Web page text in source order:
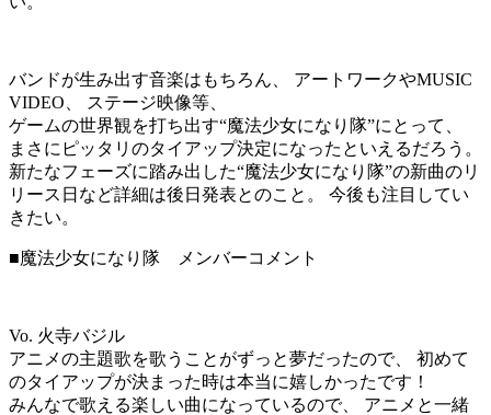
バンドが生み出す音楽はもちろん、 アートワークやMUSIC
VIDEO、 ステージ映像等、
ゲームの世界観を打ち出す“魔法少女になり隊”にとって、
まさにピッタリのタイアップ決定になったといえるだろう。
新たなフェーズに踏み出した“魔法少女になり隊”の新曲のリ
リース日など詳細は後日発表とのこと。 今後も注目してい
きたい。
■魔法少女になり隊 メンバーコメント
Vo. 火寺バジル
アニメの主題歌を歌うことがずっと夢だったので、 初めて
のタイアップが決まった時は本当に嬉しかったです！
みんなで歌える楽しい曲になっているので、 アニメと一緒